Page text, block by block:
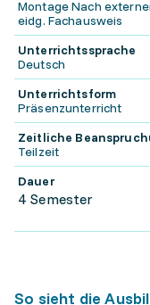
Montage Nach
eidg. Fachausweis
Unterrichtssprache
Deutsch
Unterrichtsform
Präsenzunterricht
Zeitliche
Teilzeit
Dauer
4 Semester
So sieht die